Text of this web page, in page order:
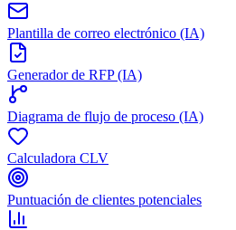
Plantilla de correo electrónico (IA)
Generador de RFP (IA)
Diagrama de flujo de proceso (IA)
Calculadora CLV
Puntuación de clientes potenciales